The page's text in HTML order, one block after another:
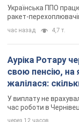
Українська ППО
ракет-
час назад 4,7 т.
Ауріка Ротару
свою пенсію, на
жалілася:
співачка
У виплату не
час роботи в